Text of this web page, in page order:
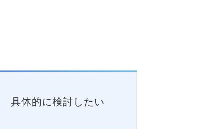
具体的に検討したい